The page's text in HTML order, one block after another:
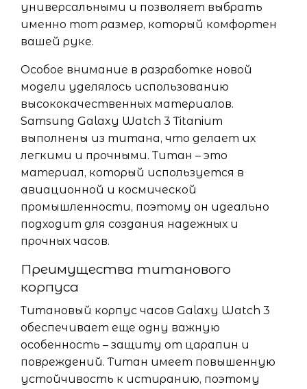
универсальными и позволяет выбрать
именно тот размер, который комфортен
вашей руке.
Особое внимание в разработке новой
модели уделялось использованию
высококачественных материалов.
Samsung Galaxy Watch 3 Titanium
выполнены из титана, что делает их
легкими и прочными. Титан – это
материал, который используется в
авиационной и космической
промышленности, поэтому он идеально
подходит для создания надежных и
прочных часов.
Преимущества титанового
корпуса
Титановый корпус часов Galaxy Watch 3
обеспечивает еще одну важную
особенность – защиту от царапин и
повреждений. Титан имеет повышенную
устойчивость к истиранию, поэтому